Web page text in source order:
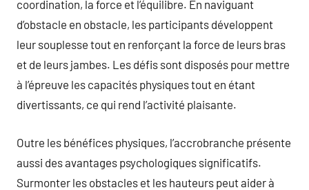
coordination, la force et l’équilibre. En naviguant
d’obstacle en obstacle, les participants développent
leur souplesse tout en renforçant la force de leurs bras
et de leurs jambes. Les défis sont disposés pour mettre
à l’épreuve les capacités physiques tout en étant
divertissants, ce qui rend l’activité plaisante.
Outre les bénéfices physiques, l’accrobranche présente
aussi des avantages psychologiques significatifs.
Surmonter les obstacles et les hauteurs peut aider à